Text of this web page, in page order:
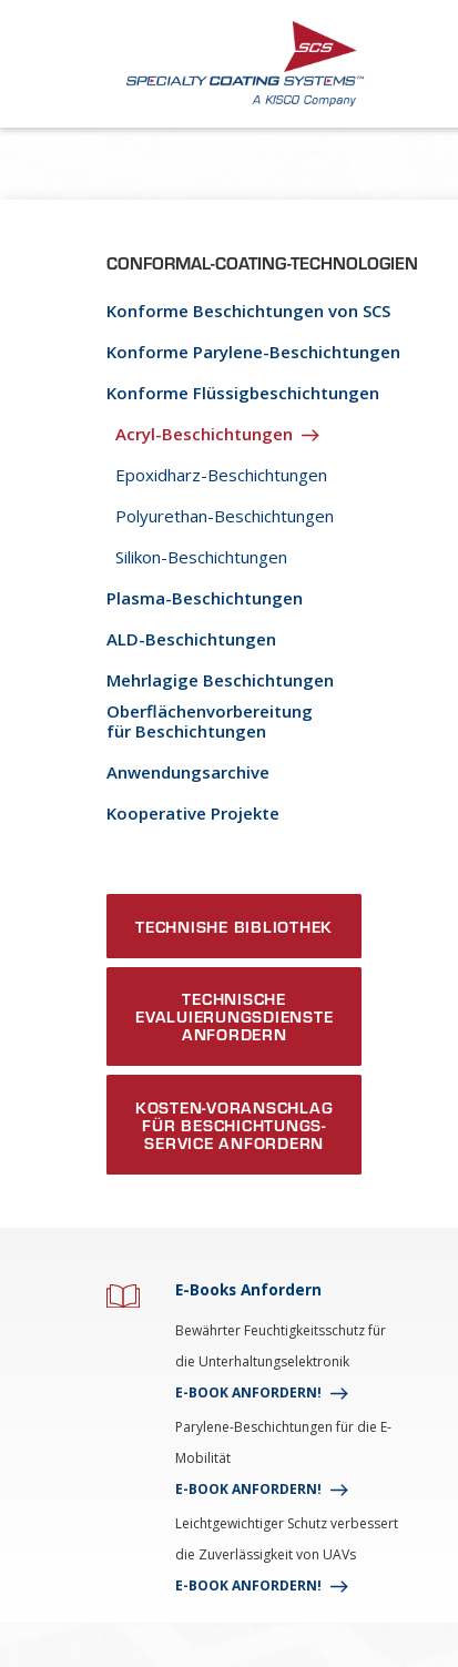
CONFORMAL-COATING-TECHNOLOGIEN
Konforme Beschichtungen von SCS
Konforme Parylene-Beschichtungen
Konforme Flüssigbeschichtungen
Acryl-Beschichtungen
Epoxidharz-Beschichtungen
Polyurethan-Beschichtungen
Silikon-Beschichtungen
Plasma-Beschichtungen
ALD-Beschichtungen
Mehrlagige Beschichtungen
Oberflächenvorbereitung
für Beschichtungen
Anwendungsarchive
Kooperative Projekte
TECHNISHE BIBLIOTHEK
TECHNISCHE
EVALUIERUNGSDIENSTE
ANFORDERN
KOSTEN-VORANSCHLAG
FÜR BESCHICHTUNGS-
SERVICE ANFORDERN
E-Books Anfordern
Bewährter Feuchtigkeitsschutz für
die Unterhaltungselektronik
E-BOOK ANFORDERN!
Parylene-Beschichtungen für die E-
Mobilität
E-BOOK ANFORDERN!
Leichtgewichtiger Schutz verbessert
die Zuverlässigkeit von UAVs
E-BOOK ANFORDERN!